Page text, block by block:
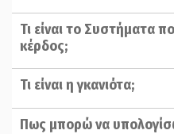
Τι είναι το Συστήματα
κέρδος;
Τι είναι η γκανιότα;
Πως μπορώ να